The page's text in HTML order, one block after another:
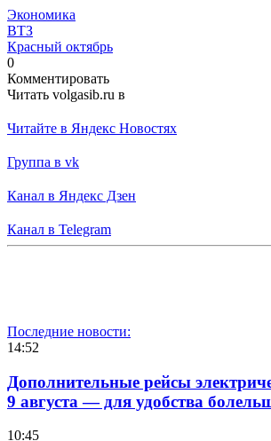
Экономика
ВТЗ
Красный октябрь
0
Комментировать
Читать volgasib.ru в
Читайте в Яндекс Новостях
Группа в vk
Канал в Яндекс Дзен
Канал в Telegram
Последние новости:
14:52
Дополнительные рейсы
9 августа — для удобства
10:45